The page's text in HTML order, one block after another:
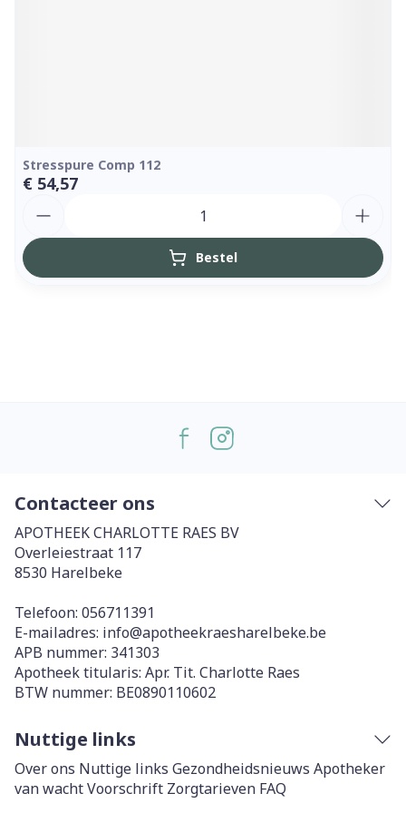
Stresspure Comp 112
€ 54,57
Bestel
Contacteer ons
APOTHEEK CHARLOTTE RAES BV
Overleiestraat 117
8530 Harelbeke
Telefoon: 056711391
E-mailadres: info@apotheekraesharelbeke.be
APB nummer: 341303
Apotheek titularis: Apr. Tit. Charlotte Raes
BTW nummer: BE0890110602
Nuttige links
Over ons Nuttige links Gezondheidsnieuws Apotheker
van wachtVoorschrift Zorgtarieven FAQ